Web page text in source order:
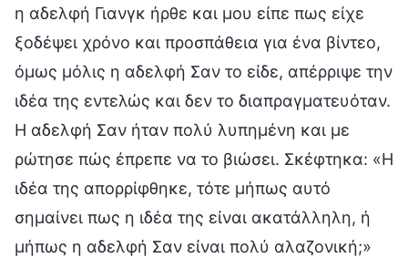
η αδελφή Γιανγκ ήρθε και μου είπε πως είχε
ξοδέψει χρόνο και προσπάθεια για ένα βίντεο,
όμως μόλις η αδελφή Σαν το είδε, απέρριψε την
ιδέα της εντελώς και δεν το διαπραγματευόταν.
Η αδελφή Σαν ήταν πολύ λυπημένη και με
ρώτησε πώς έπρεπε να το βιώσει. Σκέφτηκα: «Η
ιδέα της απορρίφθηκε, τότε μήπως αυτό
σημαίνει πως η ιδέα της είναι ακατάλληλη, ή
μήπως η αδελφή Σαν είναι πολύ αλαζονική;»